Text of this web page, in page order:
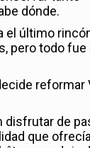
dónde.
el último
pero todo fue
reformar
disfrutar de
que